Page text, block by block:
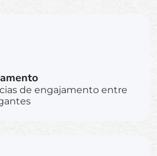
de engajamento entre